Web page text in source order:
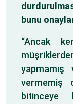
bunu
“Ancak
vermemiş
bitinceye